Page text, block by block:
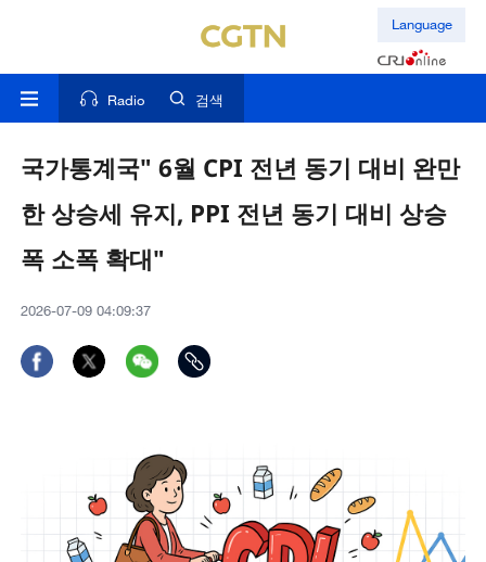
Language
Radio 검색
국가통계국" 6월 CPI 전년 동기 대비 완만
한 상승세 유지, PPI 전년 동기 대비 상승
폭 소폭 확대"
2026-07-09 04:09:37